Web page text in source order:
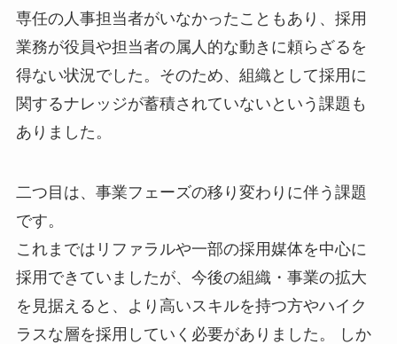
専任の人事担当者がいなかったこともあり、採用
業務が役員や担当者の属人的な動きに頼らざるを
得ない状況でした。そのため、組織として採用に
関するナレッジが蓄積されていないという課題も
ありました。
二つ目は、事業フェーズの移り変わりに伴う課題
です。
これまではリファラルや一部の採用媒体を中心に
採用できていましたが、今後の組織・事業の拡大
を見据えると、より高いスキルを持つ方やハイク
ラスな層を採用していく必要がありました。 しか